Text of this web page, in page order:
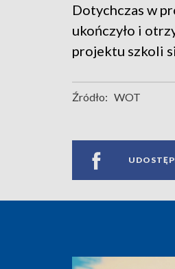
Dotychczas w
ukończyło i
projektu szkoli
Źródło: WOT